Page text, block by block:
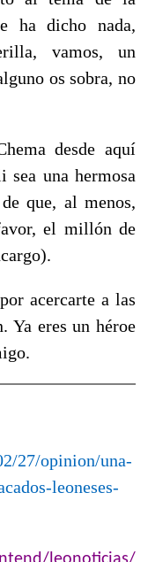
ha dicho nada,
vamos, un
os sobra, no
desde aquí
sea una hermosa
que, al menos,
el millón de
acercarte a las
Ya eres un héroe
27/opinion/una-
leoneses-